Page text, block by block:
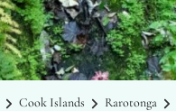
Cook Islands Rarotonga